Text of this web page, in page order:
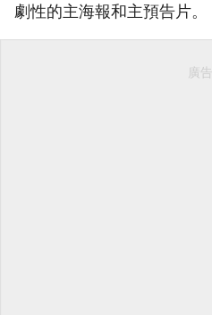
劇性的主海報和主預告片。
廣告